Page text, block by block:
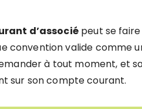
d’associépeut se
convention valide comme
à tout moment, et
sur son compte courant.